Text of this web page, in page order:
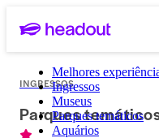
Melhores
Ingressos
Museus
Parques temáticos
Aquários
INGRESSOS
Parques